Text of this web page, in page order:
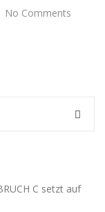
No Comments
C setzt auf